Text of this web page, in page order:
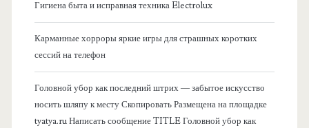
Гигиена быта и исправная техника Electrolux
Карманные хорроры яркие игры для страшных коротких
сессий на телефон
Головной убор как последний штрих — забытое искусство
носить шляпу к месту Скопировать Размещена на площадке
tyatya.ru Написать сообщение TITLE Головной убор как